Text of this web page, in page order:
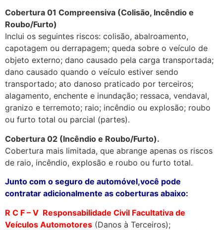
Cobertura 01 Compreensiva (Colisão, Incêndio e
Roubo/Furto)
Inclui os seguintes riscos: colisão, abalroamento,
capotagem ou derrapagem; queda sobre o veículo de
objeto externo; dano causado pela carga transportada;
dano causado quando o veículo estiver sendo
transportado; ato danoso praticado por terceiros;
alagamento, enchente e inundação; ressaca, vendaval,
granizo e terremoto; raio; incêndio ou explosão; roubo
ou furto total ou parcial (partes).
Cobertura 02 (Incêndio e Roubo/Furto).
Cobertura mais limitada, que abrange apenas os riscos
de raio, incêndio, explosão e roubo ou furto total.
Junto com o seguro de automóvel,você pode
contratar adicionalmente as coberturas abaixo:
R C F – V Responsabilidade Civil Facultativa de
Veículos Automotores (Danos à Terceiros);